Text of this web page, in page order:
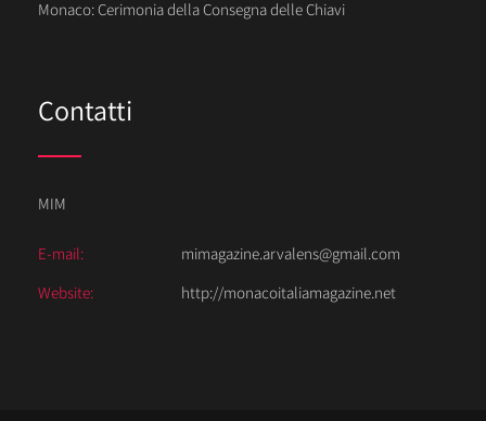
Monaco: Cerimonia della Consegna delle Chiavi
Contatti
MIM
E-mail:
mimagazine.arvalens@gmail.com
Website:
http://monacoitaliamagazine.net